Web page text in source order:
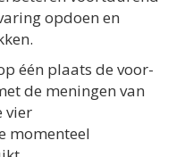
opdoen en
één plaats de voor-
de meningen van
vier
momenteel